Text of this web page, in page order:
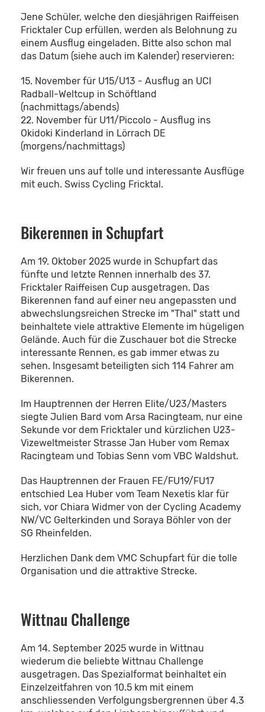
Jene Schüler, welche den diesjährigen Raiffeisen
Fricktaler Cup erfüllen, werden als Belohnung zu
einem Ausflug eingeladen. Bitte also schon mal
das Datum (siehe auch im Kalender) reservieren:
15. November für U15/U13 - Ausflug an UCI
Radball-Weltcup in Schöftland
(nachmittags/abends)
22. November für U11/Piccolo - Ausflug ins
Okidoki Kinderland in Lörrach DE
(morgens/nachmittags)
Wir freuen uns auf tolle und interessante Ausflüge
mit euch. Swiss Cycling Fricktal.
Bikerennen in Schupfart
Am 19. Oktober 2025 wurde in Schupfart das
fünfte und letzte Rennen innerhalb des 37.
Fricktaler Raiffeisen Cup ausgetragen. Das
Bikerennen fand auf einer neu angepassten und
abwechslungsreichen Strecke im "Thal" statt und
beinhaltete viele attraktive Elemente im hügeligen
Gelände. Auch für die Zuschauer bot die Strecke
interessante Rennen, es gab immer etwas zu
sehen. Insgesamt beteiligten sich 114 Fahrer am
Bikerennen.
Im Hauptrennen der Herren Elite/U23/Masters
siegte Julien Bard vom Arsa Racingteam, nur eine
Sekunde vor dem Fricktaler und kürzlichen U23-
Vizeweltmeister Strasse Jan Huber vom Remax
Racingteam und Tobias Senn vom VBC Waldshut.
Das Hauptrennen der Frauen FE/FU19/FU17
entschied Lea Huber vom Team Nexetis klar für
sich, vor Chiara Widmer von der Cycling Academy
NW/VC Gelterkinden und Soraya Böhler von der
SG Rheinfelden.
Herzlichen Dank dem VMC Schupfart für die tolle
Organisation und die attraktive Strecke.
Wittnau Challenge
Am 14. September 2025 wurde in Wittnau
wiederum die beliebte Wittnau Challenge
ausgetragen. Das Spezialformat beinhaltet ein
Einzelzeitfahren von 10.5 km mit einem
anschliessenden Verfolgungsbergrennen über 4.3